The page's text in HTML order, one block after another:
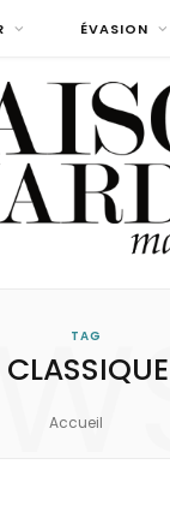
ÉVASION
TAG
Accueil